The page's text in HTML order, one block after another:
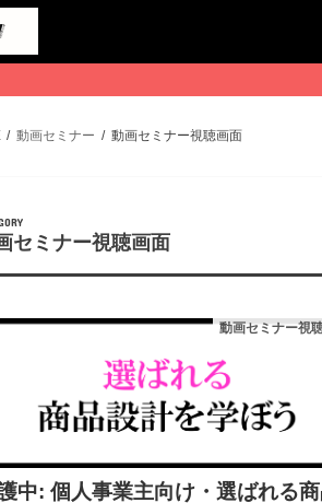
動画セミナー 動画セミナー視聴画面
セミナー視聴画面
動画セミナー視
中: 個人事業主向け・選ばれる